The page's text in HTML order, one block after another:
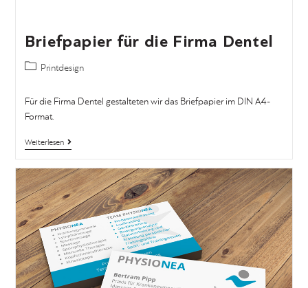
Briefpapier für die Firma Dentel
Printdesign
Für die Firma Dentel gestalteten wir das Briefpapier im DIN A4-
Format.
Weiterlesen